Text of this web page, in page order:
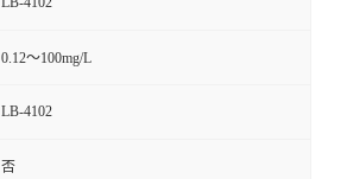
0.12～100mg/L
LB-4102
否